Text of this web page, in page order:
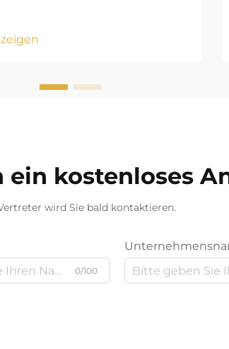
ein kostenloses
wird Sie bald kontaktieren.
0/100